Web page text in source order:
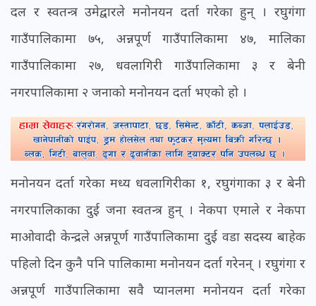
दल र स्वतन्त्र उमेद्वारले मनोनयन दर्ता गरेका हुन् । रघुगंगा
गाउँपालिकामा ७५, अन्नपूर्ण गाउँपालिकामा ४७, मालिका
गाउँपालिकामा २७, धवलागिरी गाउँपालिकामा ३ र बेनी
नगरपालिकामा २ जनाको मनोनयन दर्ता भएको हो ।
मनोनयन दर्ता गरेका मध्य धवलागिरीका १, रघुगंगाका ३ र बेनी
नगरपालिकाका दुई जना स्वतन्त्र हुन् । नेकपा एमाले र नेकपा
माओवादी केन्द्रले अन्नपूर्ण गाउँपालिकामा दुई वडा सदस्य बाहेक
पहिलो दिन कुनै पनि पालिकामा मनोनयन दर्ता गरेनन् । रघुगंगा र
अन्नपूर्ण गाउँपालिकामा सवै प्यानलमा मनोनयन दर्ता गरेका